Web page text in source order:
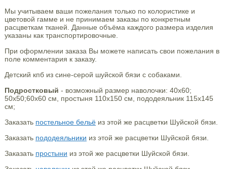
Мы учитываем ваши пожелания только по колористике и
цветовой гамме и не принимаем заказы по конкретным
расцветкам тканей. Данные объёма каждого размера изделия
указаны как транспортировочные.
При оформлении заказа Вы можете написать свои пожелания в
поле комментария к заказу.
Детский кпб из сине-серой шуйской бязи с собаками.
Подростковый - возможный размер наволочки: 40х60;
50х50;60х60 см, простыня 110х150 см, пододеяльник 115х145
см;
Заказать постельное бельёиз этой же расцветки Шуйской бязи.
Заказать пододеяльники из этой же расцветки Шуйской бязи.
Заказать простыни из этой же расцветки Шуйской бязи.